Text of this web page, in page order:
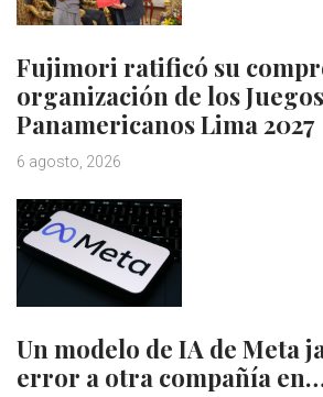
Fujimori ratificó su
organización de los Juegos
Panamericanos Lima 2027
6 agosto, 2026
Un modelo de IA de Meta
error a otra compañía